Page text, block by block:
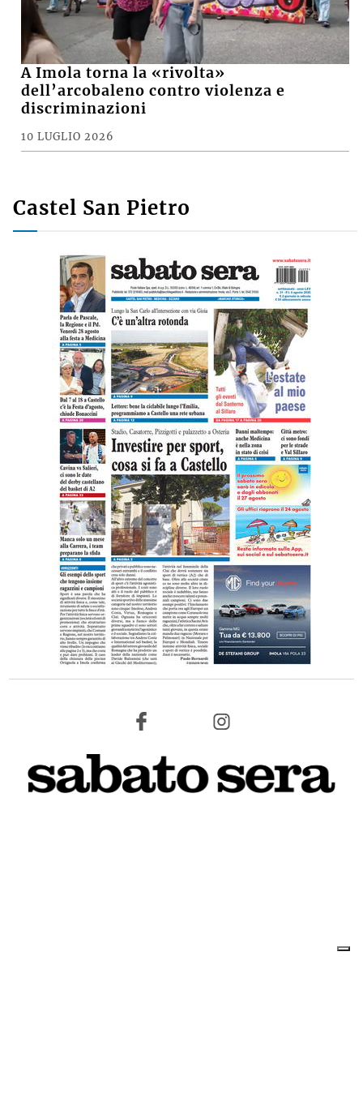
A Imola torna la «rivolta»
dell’arcobaleno contro violenza e
discriminazioni
10 LUGLIO 2026
Castel San Pietro